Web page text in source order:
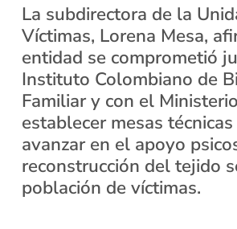
La subdirectora de la
Víctimas, Lorena Mesa,
entidad se comprometió
Instituto Colombiano de
Familiar y con el
establecer mesas
avanzar en el apoyo
reconstrucción del tejido
población de víctimas.